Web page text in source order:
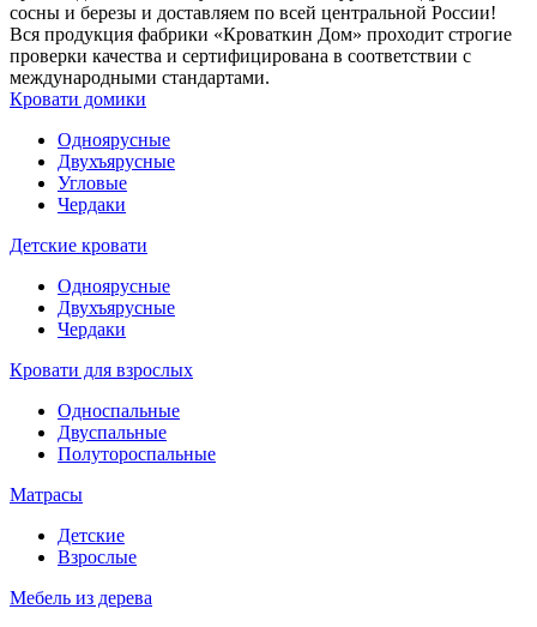
сосны и березы и доставляем по всей центральной России!
Вся продукция фабрики «Кроваткин Дом» проходит строгие
проверки качества и сертифицирована в соответствии с
международными стандартами.
Кровати домики
Одноярусные
Двухъярусные
Угловые
Чердаки
Детские кровати
Одноярусные
Двухъярусные
Чердаки
Кровати для взрослых
Односпальные
Двуспальные
Полутороспальные
Матрасы
Детские
Взрослые
Мебель из дерева